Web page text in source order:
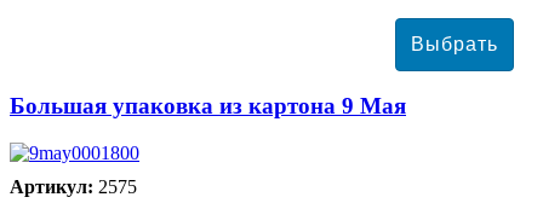
Большая упаковка из картона 9 Мая
Артикул: 2575